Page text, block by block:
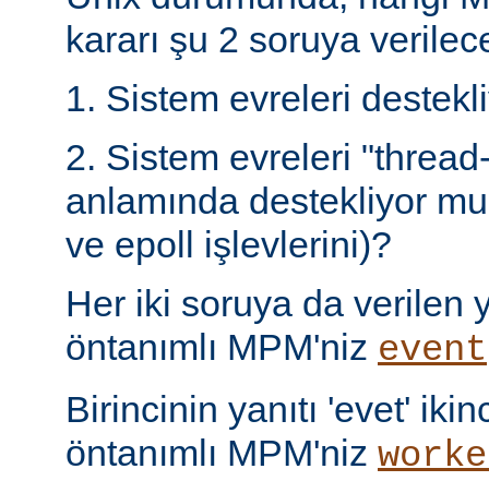
kararı şu 2 soruya
1. Sistem evreleri
2. Sistem evreleri
anlamında destekliyor
ve epoll işlevlerini)?
Her iki soruya da verilen
öntanımlı MPM'niz event
Birincinin yanıtı 'evet'
öntanımlı MPM'niz